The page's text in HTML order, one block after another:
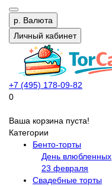
р. Валюта
Личный кабинет
+7 (495) 178-09-82
0
Ваша корзина пуста!
Категории
Бенто-торты
День влюбленных
23 февраля
Свадебные торты